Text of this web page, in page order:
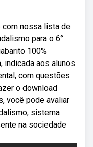
com nossa lista de
para o 6°
100%
indicada aos alunos
com questões
o download
você pode avaliar
sistema
na sociedade